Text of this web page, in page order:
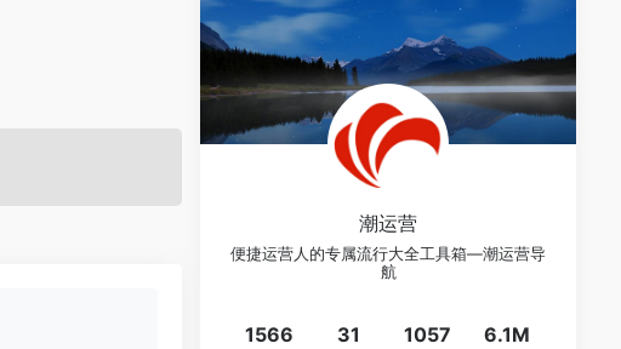
潮运营
便捷运营人的专属流行大全工具箱—潮运营导
航
1566 31 1057 6.1M